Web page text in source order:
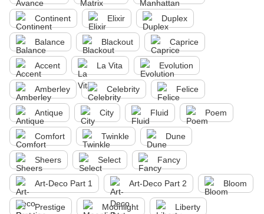
Continent Elixir Duplex
Balance Blackout Caprice
Accent La Vita Evolution
Amberley Celebrity Felice
Antique City Fluid Poem
Comfort Twinkle Dune
Sheers Select Fancy
Art-Deco Part 1 Art-Deco Part 2 Bloom
Prestige Moonlight Liberty